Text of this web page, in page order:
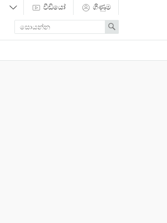
වීඩියෝ ගිණුම
Enter
search
term
Search